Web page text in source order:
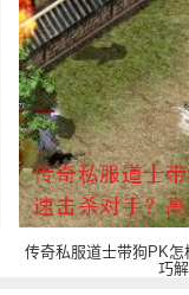
传奇私服道士带狗PK
巧